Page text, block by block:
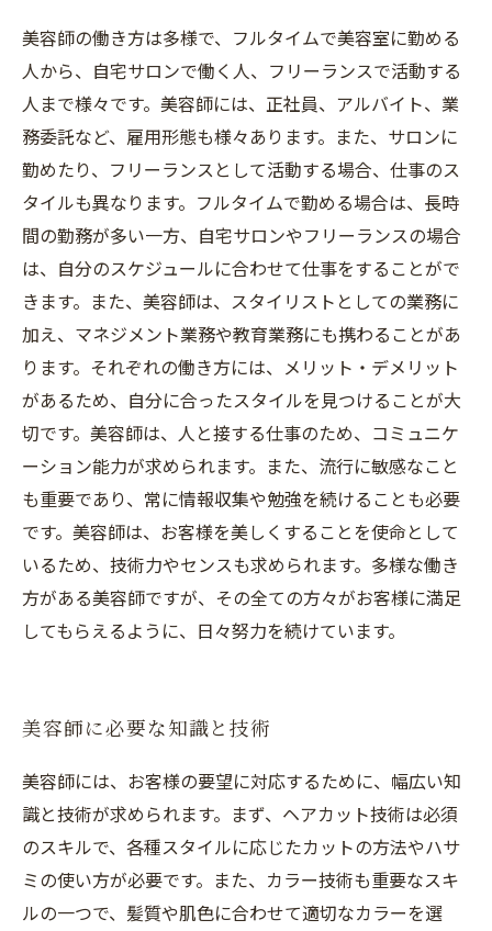
美容師の働き方は多様で、フルタイムで美容室に勤める
人から、自宅サロンで働く人、フリーランスで活動する
人まで様々です。美容師には、正社員、アルバイト、業
務委託など、雇用形態も様々あります。また、サロンに
勤めたり、フリーランスとして活動する場合、仕事のス
タイルも異なります。フルタイムで勤める場合は、長時
間の勤務が多い一方、自宅サロンやフリーランスの場合
は、自分のスケジュールに合わせて仕事をすることがで
きます。また、美容師は、スタイリストとしての業務に
加え、マネジメント業務や教育業務にも携わることがあ
ります。それぞれの働き方には、メリット・デメリット
があるため、自分に合ったスタイルを見つけることが大
切です。美容師は、人と接する仕事のため、コミュニケ
ーション能力が求められます。また、流行に敏感なこと
も重要であり、常に情報収集や勉強を続けることも必要
です。美容師は、お客様を美しくすることを使命として
いるため、技術力やセンスも求められます。多様な働き
方がある美容師ですが、その全ての方々がお客様に満足
してもらえるように、日々努力を続けています。
美容師に必要な知識と技術
美容師には、お客様の要望に対応するために、幅広い知
識と技術が求められます。まず、ヘアカット技術は必須
のスキルで、各種スタイルに応じたカットの方法やハサ
ミの使い方が必要です。また、カラー技術も重要なスキ
ルの一つで、髪質や肌色に合わせて適切なカラーを選